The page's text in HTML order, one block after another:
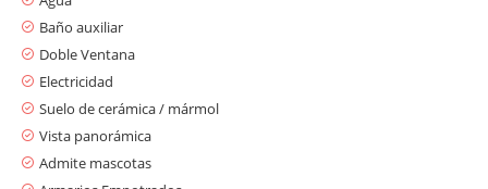
Baño auxiliar
Doble Ventana
Electricidad
Suelo de cerámica / mármol
Vista panorámica
Admite mascotas